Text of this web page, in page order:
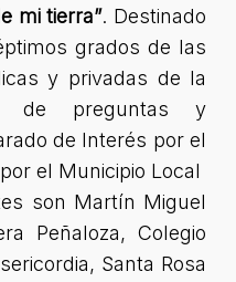
mi tierra”. Destinado
grados de las
y privadas de la
de preguntas y
de Interés por el
el Municipio Local
son Martín Miguel
Peñaloza, Colegio
Santa Rosa